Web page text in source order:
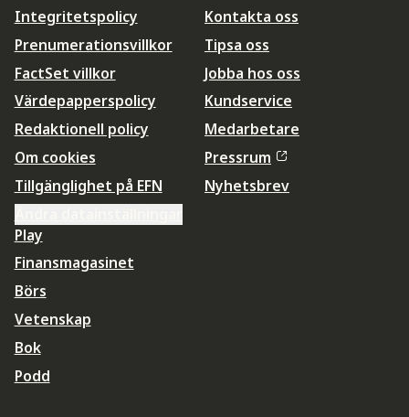
Integritetspolicy
Prenumerationsvillkor
FactSet villkor
Värdepapperspolicy
Redaktionell policy
Om cookies
Tillgänglighet på EFN
Kontakta oss
Tipsa oss
Jobba hos oss
Kundservice
Medarbetare
Pressrum
Nyhetsbrev
Play
Finansmagasinet
Börs
Vetenskap
Bok
Podd